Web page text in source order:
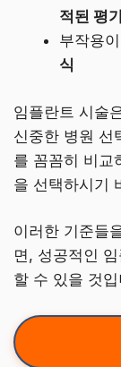
적된 평
부작용
식
임플란트 시술
신중한 병원 선
를 꼼꼼히 비교
을 선택하시기
이러한 기준들
면, 성공적인
할 수 있을 것입